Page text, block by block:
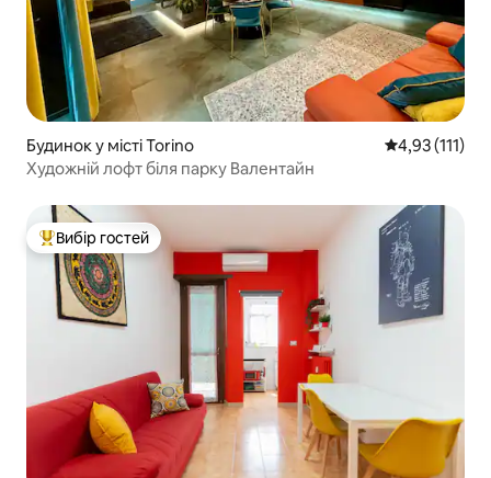
Будинок у місті Torino Середня
4,93 (111)
Художній лофт біля парку Валентайн
Топ вибір гостей
Вибір гостей